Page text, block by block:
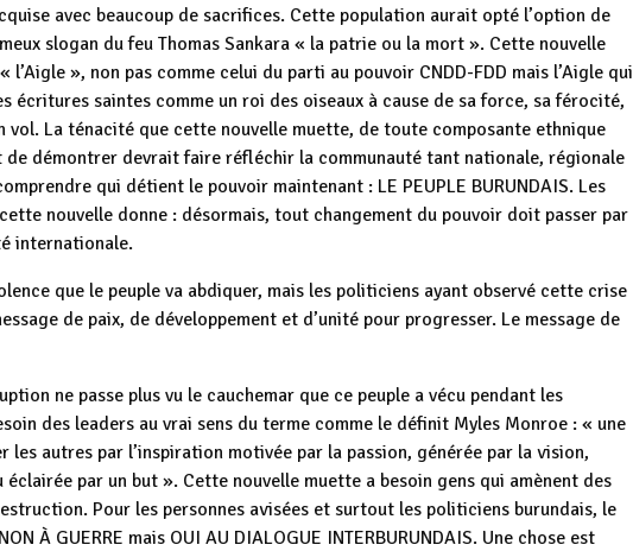
avec beaucoup de sacrifices. Cette population aurait opté l’option de
slogan du feu Thomas Sankara « la patrie ou la mort ». Cette nouvelle
», non pas comme celui du parti au pouvoir CNDD-FDD mais l’Aigle qui
écritures saintes comme un roi des oiseaux à cause de sa force, sa férocité,
vol. La ténacité que cette nouvelle muette, de toute composante ethnique
démontrer devrait faire réfléchir la communauté tant nationale, régionale
qui détient le pouvoir maintenant : LE PEUPLE BURUNDAIS. Les
nouvelle donne : désormais, tout changement du pouvoir doit passer par
internationale.
que le peuple va abdiquer, mais les politiciens ayant observé cette crise
de paix, de développement et d’unité pour progresser. Le message de
ne passe plus vu le cauchemar que ce peuple a vécu pendant les
des leaders au vrai sens du terme comme le définit Myles Monroe : « une
les autres par l’inspiration motivée par la passion, générée par la vision,
par un but ». Cette nouvelle muette a besoin gens qui amènent des
Pour les personnes avisées et surtout les politiciens burundais, le
À GUERRE mais OUI AU DIALOGUE INTERBURUNDAIS. Une chose est